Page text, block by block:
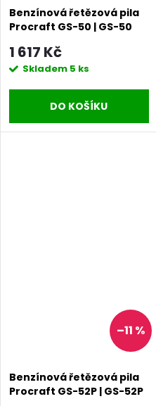
Benzínová řetězová pila
Procraft GS-50 | GS-50
1 617 Kč
Skladem 5 ks
DO KOŠÍKU
–11 %
Benzínová řetězová pila
Procraft GS-52P | GS-52P